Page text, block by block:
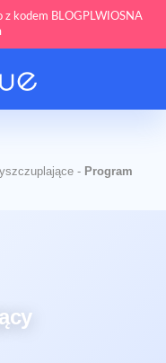
kodem BLOGPLWIOSNA
- Program